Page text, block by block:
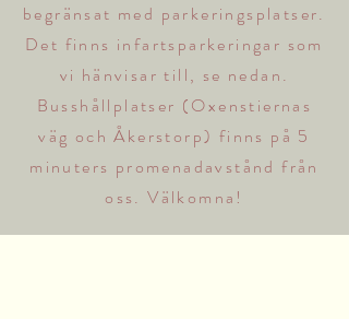
begränsat med parkeringsplatser.
Det finns infartsparkeringar som
vi hänvisar till, se nedan.
Busshållplatser (Oxenstiernas
väg och Åkerstorp) finns på 5
minuters promenadavstånd från
oss. Välkomna!